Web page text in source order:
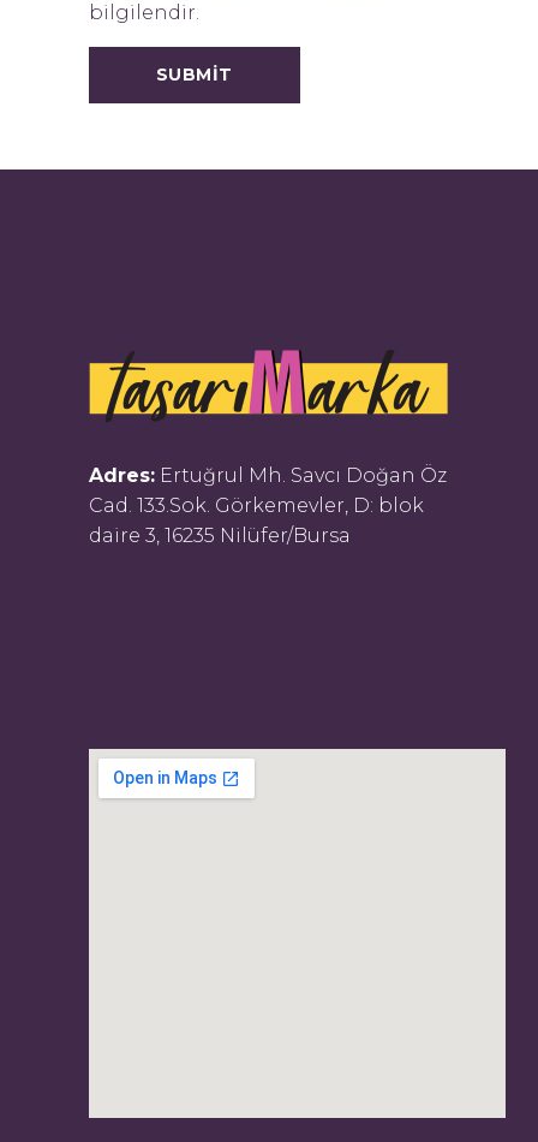
bilgilendir.
Adres: Ertuğrul Mh. Savcı Doğan Öz
Cad. 133.Sok. Görkemevler, D: blok
daire 3, 16235 Nilüfer/Bursa